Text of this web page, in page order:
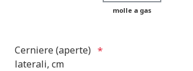
molle a gas
Cerniere (aperte)
laterali, cm